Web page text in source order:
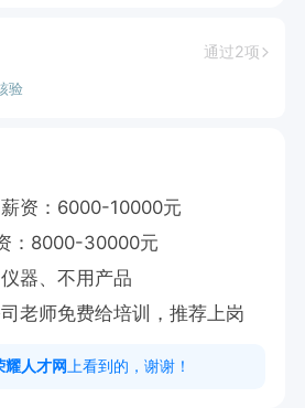
通过2项
验
资：6000-10000元
：8000-30000元
器、不用产品
老师免费给培训，推荐上岗
耀人才网 上看到的，谢谢！